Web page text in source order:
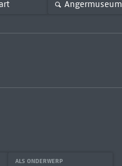
Angermuseum
ALS ONDERWERP